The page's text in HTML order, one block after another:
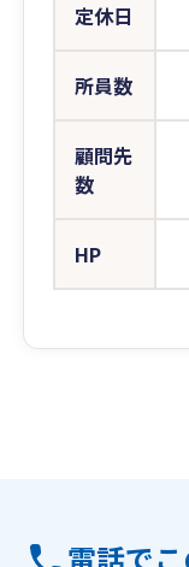
定休日
所員数
顧問先
数
HP
電話で